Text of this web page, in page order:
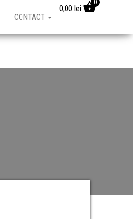
CONTACT
0,00 lei
0